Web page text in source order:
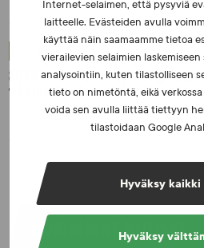
Internet-selaimen, että pysyviä
laitteelle. Evästeiden avulla
käyttää näin saamaamme tietoa
vierailevien selaimien
analysointiin, kuten tilastolliseen
tieto on nimetöntä, eikä
voida sen avulla liittää tiettyyn
tilastoidaan Google
Hyväksy
Hyväksy
UUTISET - 30.6.2026
SUEKin sivuilla uusi
väkivaltaisten alakulttuurien
UUSIMMAT UUTISET